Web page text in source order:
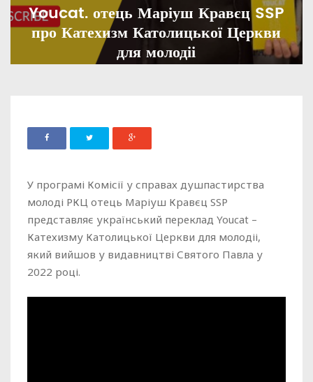
Youcat. отець Маріуш Кравєц SSP
про Катехизм Католицької Церкви
для молодіі
У програмі Комісії у справах душпастирства
молоді РКЦ отець Маріуш Кравєц SSP
представляє український переклад Youcat –
Катехизму Католицької Церкви для молодіі,
який вийшов у видавництві Святого Павла у
2022 році.